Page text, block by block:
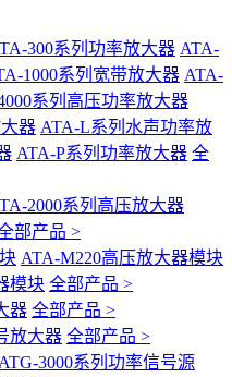
300系列功率放大器 ATA-
1000系列宽带放大器 ATA-
系列高压功率放大器
器 ATA-L系列水声功率放
ATA-P系列功率放大器 全
2000系列高压放大器
部产品 >
ATA-M220高压放大器模块
模块 全部产品 >
器 全部产品 >
放大器 全部产品 >
ATG-3000系列功率信号源